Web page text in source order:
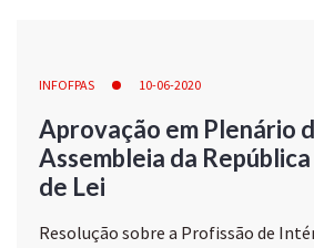
INFOFPAS 10-06-2020
Aprovação em Plenário
Assembleia da
de Lei
Resolução sobre a Profissão de